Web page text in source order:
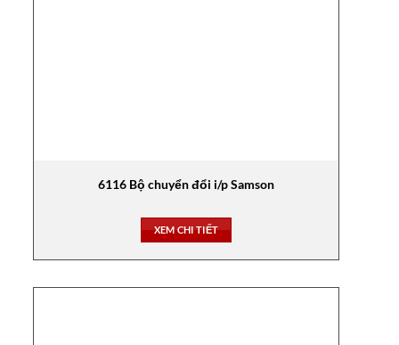
6116 Bộ chuyển đổi i/p Samson
XEM CHI TIẾT